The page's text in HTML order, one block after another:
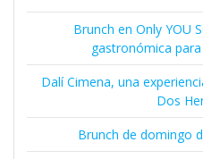
Brunch en Only YOU
gastronómica
Dalí Cimena, una
Dos
Brunch de domingo